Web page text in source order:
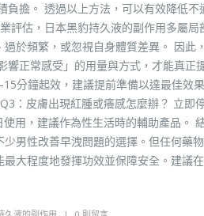
擔。 透過以上方法，可以有效降低不
評估，日本黑豹持久液的副作用多屬局
於頻繁，或忽視自身體質差異。 因此
正常感受」的用量與方式，才能真正
分鐘起效，建議提前準備以達最佳效
：皮膚出現紅腫或癢感怎麼辦？ 立即
用，建議作為性生活時的輔助產品。
男性改善早洩問題的選擇。但任何藥
大程度地發揮功效並保障安全。建議